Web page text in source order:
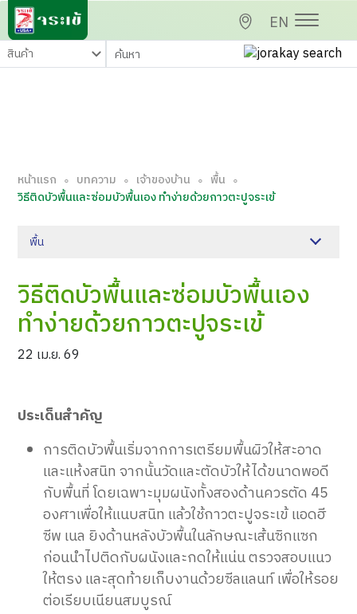
EN
หน้าแรก ∘ บทความ ∘ เจ้าของบ้าน ∘ พื้น ∘
วิธีติดบัวพื้นและซ่อมบัวพื้นเอง ทำง่ายด้วยกาวตะปูจระเข้
พื้น
วิธีติดบัวพื้นและซ่อมบัวพื้นเอง
ทำง่ายด้วยกาวตะปูจระเข้
22 เม.ย. 69
ประเด็นสำคัญ
การติดบัวพื้นเริ่มจากการเตรียมพื้นผิวให้สะอาด
และแห้งสนิท จากนั้นวัดและตัดบัวให้ได้ขนาดพอดี
กับพื้นที่ โดยเฉพาะมุมผนังทั้งสองด้านควรตัด 45
องศาเพื่อให้แนบสนิท แล้วใช้กาวตะปูจระเข้ แอดฮี
ซีพ เนล ยิงด้านหลังบัวพื้นในลักษณะเส้นซิกแซก
ก่อนนำไปติดกับผนังและกดให้แน่น ตรวจสอบแนว
ให้ตรง และสุดท้ายเก็บงานด้วยซีลแลนท์ เพื่อให้รอย
ต่อเรียบเนียนสมบูรณ์